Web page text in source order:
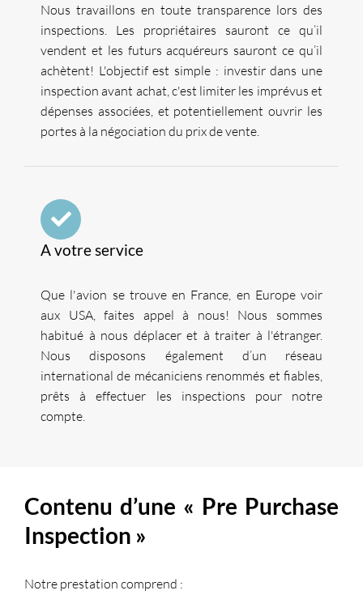
Nous travaillons en toute transparence lors des
inspections. Les propriétaires sauront ce qu’il
vendent et les futurs acquéreurs sauront ce qu’il
achètent! L'objectif est simple : investir dans une
inspection avant achat, c'est limiter les imprévus et
dépenses associées, et potentiellement ouvrir les
portes à la négociation du prix de vente.
A votre service
Que l'avion se trouve en France, en Europe voir
aux USA, faites appel à nous! Nous sommes
habitué à nous déplacer et à traiter à l'étranger.
Nous disposons également d’un réseau
international de mécaniciens renommés et fiables,
prêts à effectuer les inspections pour notre
compte.
Contenu d’une « Pre Purchase
Inspection »
Notre prestation comprend :